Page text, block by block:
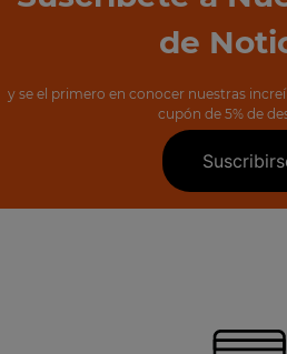
de
y se el primero en conocer nuestras
cupón de 5% de